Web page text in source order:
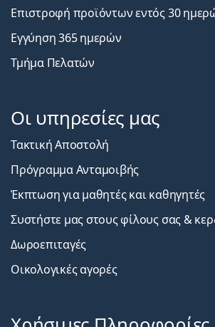
Επιστροφή προϊόντων εντός 30
Εγγύηση 365 ημερών
Τμήμα Πελατών
Οι υπηρεσίες μας
Τακτική Αποστολή
Πρόγραμμα Ανταμοιβής
Έκπτωση για μαθητές και καθηγητές
Συστήστε μας στους φίλους σας &
Δωροεπιταγές
Οικολογικές αγορές